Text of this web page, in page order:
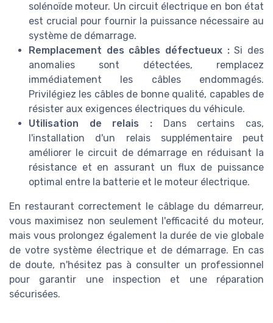
solénoïde moteur. Un circuit électrique en bon état
est crucial pour fournir la puissance nécessaire au
système de démarrage.
Remplacement des câbles défectueux :Si des
anomalies sont détectées, remplacez
immédiatement les câbles endommagés.
Privilégiez les câbles de bonne qualité, capables de
résister aux exigences électriques du véhicule.
Utilisation de relais : Dans certains cas,
l'installation d'un relais supplémentaire peut
améliorer le circuit de démarrage en réduisant la
résistance et en assurant un flux de puissance
optimal entre la batterie et le moteur électrique.
En restaurant correctement le câblage du démarreur,
vous maximisez non seulement l'efficacité du moteur,
mais vous prolongez également la durée de vie globale
de votre système électrique et de démarrage. En cas
de doute, n'hésitez pas à consulter un professionnel
pour garantir une inspection et une réparation
sécurisées.